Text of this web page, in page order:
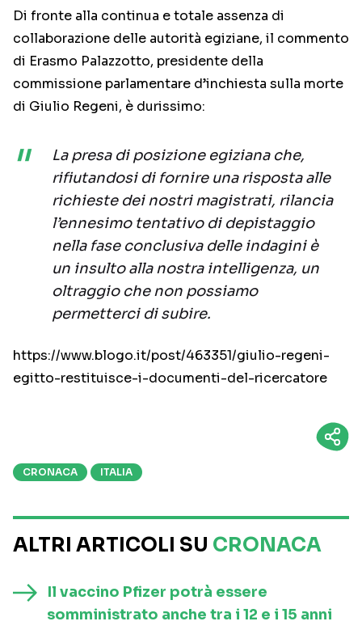
Di fronte alla continua e totale assenza di
collaborazione delle autorità egiziane, il commento
di Erasmo Palazzotto, presidente della
commissione parlamentare d’inchiesta sulla morte
di Giulio Regeni, è durissimo:
La presa di posizione egiziana che,
rifiutandosi di fornire una risposta alle
richieste dei nostri magistrati, rilancia
l’ennesimo tentativo di depistaggio
nella fase conclusiva delle indagini è
un insulto alla nostra intelligenza, un
oltraggio che non possiamo
permetterci di subire.
https://www.blogo.it/post/463351/giulio-regeni-
egitto-restituisce-i-documenti-del-ricercatore
CRONACA ITALIA
ALTRI ARTICOLI SU CRONACA
Il vaccino Pfizer potrà essere
somministrato anche tra i 12 e i 15 anni